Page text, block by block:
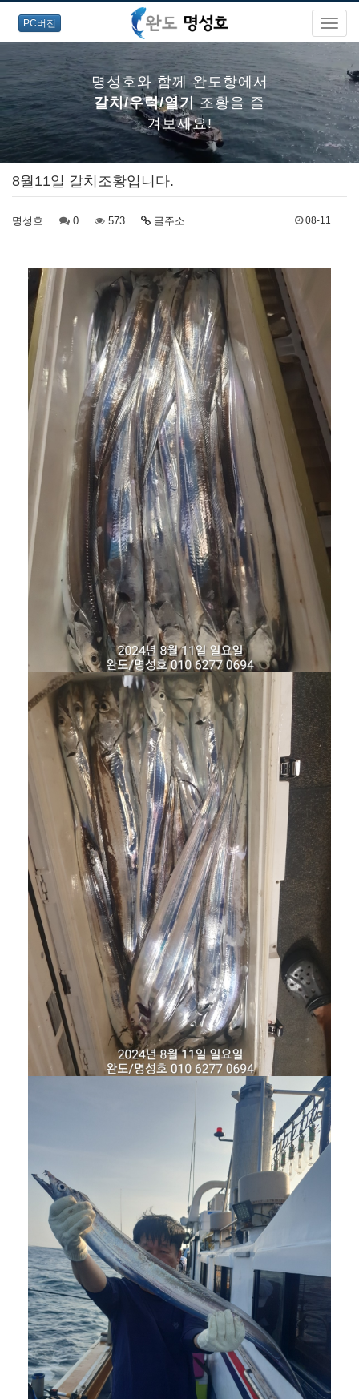
PC버전
명성호와 함께 완도항에서
갈치/우럭/열기조황을 즐
겨보세요!
명성호와 함께 완도항에서
갈치/우럭/열기
명성호와 함께 완도항에서
갈치/우럭/열기조황을 즐
겨보세요!
명성호와 함께 완도항에서
갈치/우럭/열기조황을 즐
겨보세요!
8월11일 갈치조황입니다.
명성호 0 573 글주소 08-11